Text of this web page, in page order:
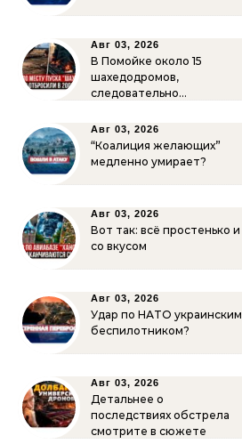
Авг 03, 2026
В Помойке около 15
шахедодромов,
следовательно…
Авг 03, 2026
“Коалиция желающих”
медленно умирает?
Авг 03, 2026
Вот так: всё простенько и
со вкусом
Авг 03, 2026
Удар по НАТО украинским
беспилотником?
Авг 03, 2026
Детальнее о
последствиях обстрела
смотрите в сюжете